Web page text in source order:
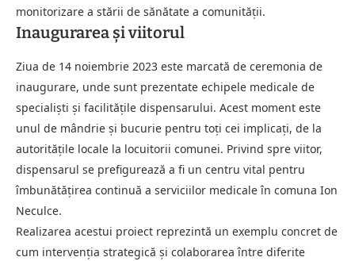
monitorizare a stării de sănătate a comunității.
Inaugurarea și viitorul
Ziua de 14 noiembrie 2023 este marcată de ceremonia de
inaugurare, unde sunt prezentate echipele medicale de
specialiști și facilitățile dispensarului. Acest moment este
unul de mândrie și bucurie pentru toți cei implicați, de la
autoritățile locale la locuitorii comunei. Privind spre viitor,
dispensarul se prefigurează a fi un centru vital pentru
îmbunătățirea continuă a serviciilor medicale în comuna Ion
Neculce.
Realizarea acestui proiect reprezintă un exemplu concret de
cum intervenția strategică și colaborarea între diferite